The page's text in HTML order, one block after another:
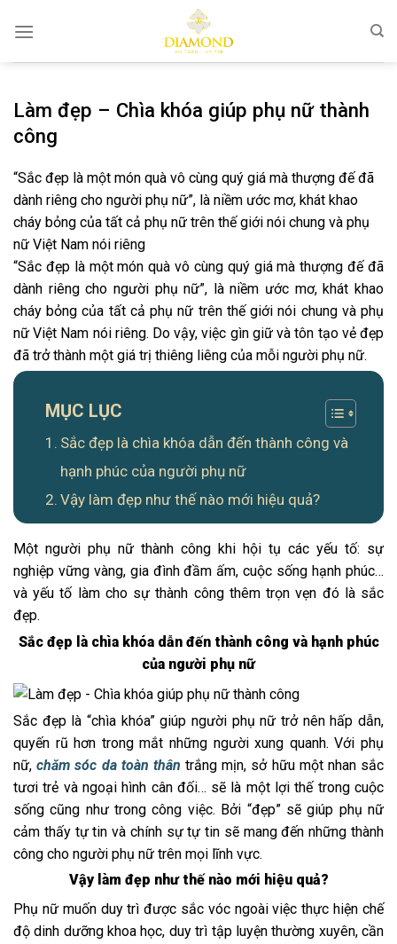
qua
Làm đẹp – Chìa khóa giúp phụ nữ thành
công
“Sắc đẹp là một món quà vô cùng quý giá mà thượng đế đã
dành riêng cho người phụ nữ”, là niềm ước mơ, khát khao
cháy bỏng của tất cả phụ nữ trên thế giới nói chung và phụ
nữ Việt Nam nói riêng
“Sắc đẹp là một món quà vô cùng quý giá mà thượng đế đã
dành riêng cho người phụ nữ”, là niềm ước mơ, khát khao
cháy bỏng của tất cả phụ nữ trên thế giới nói chung và phụ
nữ Việt Nam nói riêng. Do vậy, việc gìn giữ và tôn tạo vẻ đẹp
đã trở thành một giá trị thiêng liêng của mỗi người phụ nữ.
MỤC LỤC
Sắc đẹp là chìa khóa dẫn đến thành công và
hạnh phúc của người phụ nữ
Vậy làm đẹp như thế nào mới hiệu quả?
Một người phụ nữ thành công khi hội tụ các yếu tố: sự
nghiệp vững vàng, gia đình đầm ấm, cuộc sống hạnh phúc…
và yếu tố làm cho sự thành công thêm trọn vẹn đó là sắc
đẹp.
Sắc đẹp là chìa khóa dẫn đến thành công và hạnh phúc
của người phụ nữ
Sắc đẹp là “chìa khóa” giúp người phụ nữ trở nên hấp dẫn,
quyến rũ hơn trong mắt những người xung quanh. Với phụ
nữ,chăm sóc da toàn thân trắng mịn, sở hữu một nhan sắc
tươi trẻ và ngoại hình cân đối… sẽ là một lợi thế trong cuộc
sống cũng như trong công việc. Bởi “đẹp” sẽ giúp phụ nữ
cảm thấy tự tin và chính sự tự tin sẽ mang đến những thành
công cho người phụ nữ trên mọi lĩnh vực.
Vậy làm đẹp như thế nào mới hiệu quả?
Phụ nữ muốn duy trì được sắc vóc ngoài việc thực hiện chế
độ dinh dưỡng khoa học, duy trì tập luyện thường xuyên, cần